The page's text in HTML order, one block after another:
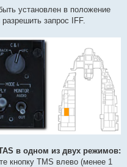
установлен в положение
запрос IFF.
в одном из двух режимов:
кнопку TMS влево (менее 1